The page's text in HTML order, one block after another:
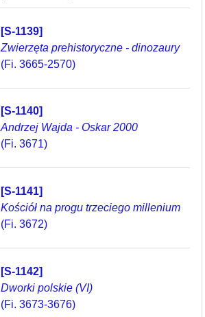
[S-1139]
Zwierzęta prehistoryczne - dinozaury
(Fi. 3665-2570)
[S-1140]
Andrzej Wajda - Oskar 2000
(Fi. 3671)
[S-1141]
Kościół na progu trzeciego millenium
(Fi. 3672)
[S-1142]
Dworki polskie (VI)
(Fi. 3673-3676)